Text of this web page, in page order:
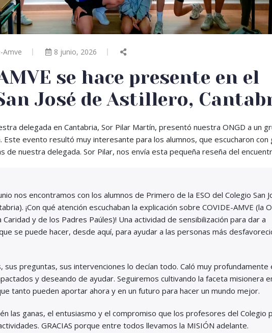
Amve 8 junio, 2026
se hace presente en el
José de Astillero,
delegada en Cantabria, Sor Pilar Martín, presentó nuestra ONGD a un
Este evento resultó muy interesante para los alumnos, que escucharon con
de nuestra delegada. Sor Pilar, nos envía esta pequeña reseña del
nos encontramos con los alumnos de Primero de la ESO del Colegio San
¡Con qué atención escuchaban la explicación sobre COVIDE-AMVE (la
y de los Padres Paúles)! Una actividad de sensibilización para dar a
se puede hacer, desde aquí, para ayudar a las personas más
sus preguntas, sus intervenciones lo decían todo. Caló muy profundamente
y deseando de ayudar. Seguiremos cultivando la faceta misionera
tanto pueden aportar ahora y en un futuro para hacer un mundo mejor.
las ganas, el entusiasmo y el compromiso que los profesores del Colegio
GRACIAS porque entre todos llevamos la MISIÓN adelante.